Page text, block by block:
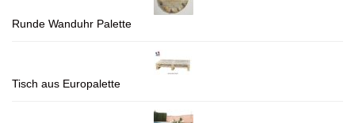
Runde Wanduhr Palette
Tisch aus Europalette